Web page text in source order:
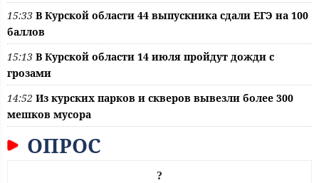
15:33 В Курской области 44 выпускника сдали ЕГЭ на 100
баллов
15:13 В Курской области 14 июля пройдут дожди с
грозами
14:52 Из курских парков и скверов вывезли более 300
мешков мусора
ОПРОС
?